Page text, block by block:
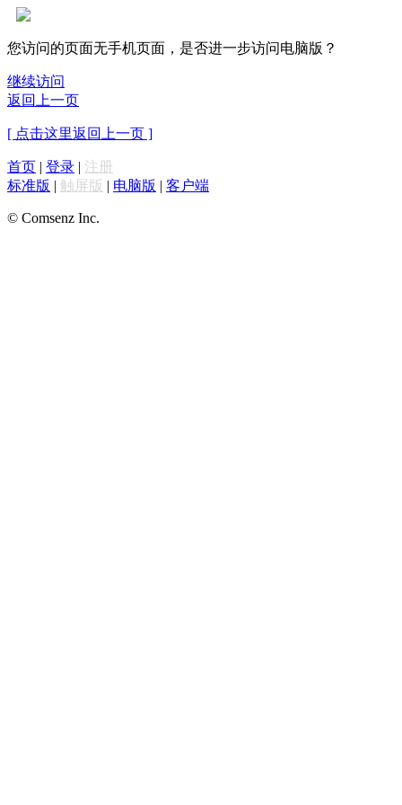
您访问的页面无手机页面，是否进一步访问电脑版？
继续访问
返回上一页
[ 点击这里返回上一页 ]
首页 | 登录 | 注册
标准版 | 触屏版 | 电脑版 | 客户端
© Comsenz Inc.